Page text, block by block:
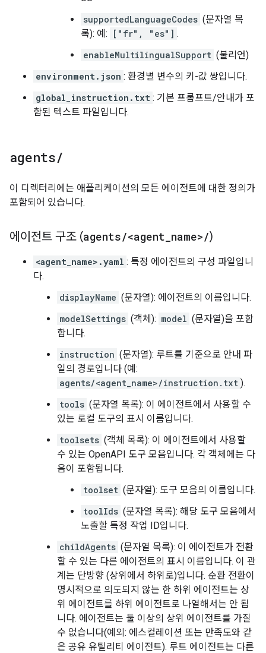
supportedLanguageCodes (문자열 목
록): 예:
["fr", "es"] .
enableMultilingualSupport (불리언)
environment.json : 환경별 변수의 키-값 쌍입니다.
global_instruction.txt : 기본 프롬프트/안내가 포
함된 텍스트 파일입니다.
agents/
이 디렉터리에는 애플리케이션의 모든 에이전트에 대한 정의가
포함되어 있습니다.
에이전트 구조 (agents/<agent name>/)
<agent_name>.yaml : 특정 에이전트의 구성 파일입니
다.
displayName (문자열): 에이전트의 이름입니다.
modelSettings (객체): model (문자열)을 포함
합니다.
instruction (문자열): 루트를 기준으로 안내 파
일의 경로입니다 (예:
agents/<agent_name>/instruction.txt ).
tools (문자열 목록): 이 에이전트에서 사용할 수
있는 로컬 도구의 표시 이름입니다.
toolsets (객체 목록): 이 에이전트에서 사용할
수 있는 OpenAPI 도구 모음입니다. 각 객체에는 다
음이 포함됩니다.
toolset (문자열): 도구 모음의 이름입니다.
toolIds (문자열 목록): 해당 도구 모음에서
노출할 특정 작업 ID입니다.
childAgents (문자열 목록): 이 에이전트가 전환
할 수 있는 다른 에이전트의 표시 이름입니다. 이 관
계는 단방향 (상위에서 하위로)입니다. 순환 전환이
명시적으로 의도되지 않는 한 하위 에이전트는 상
위 에이전트를 하위 에이전트로 나열해서는 안 됩
니다. 에이전트는 둘 이상의 상위 에이전트를 가질
수 없습니다(예외: 에스컬레이션 또는 만족도와 같
은 공유 유틸리티 에이전트). 루트 에이전트는 다른